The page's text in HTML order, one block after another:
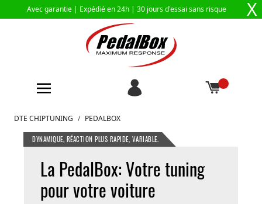
Avec garantie | Expédié en 24h | 30 jours d'essai sans risque X
Aller au contenu
DTE CHIPTUNING / PEDALBOX
DYNAMIQUE, RÉACTION PLUS RAPIDE, VARIABLE.
La PedalBox: Votre tuning
pour votre voiture